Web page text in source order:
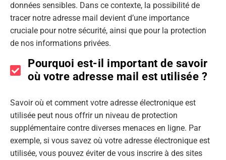
données sensibles. Dans ce contexte, la possibilité de
tracer notre adresse mail devient d’une importance
cruciale pour notre sécurité, ainsi que pour la protection
de nos informations privées.
Pourquoi est-il important de savoir
où votre adresse mail est utilisée ?
Savoir où et comment votre adresse électronique est
utilisée peut nous offrir un niveau de protection
supplémentaire contre diverses menaces en ligne. Par
exemple, si vous savez où votre adresse électronique est
utilisée, vous pouvez éviter de vous inscrire à des sites